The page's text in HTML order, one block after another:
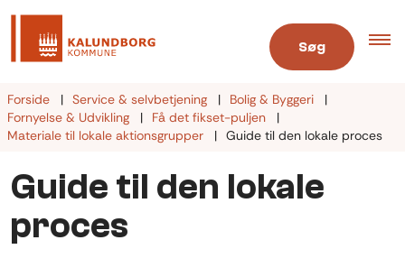
Søg
Forside Service & selvbetjening
Bolig & Byggeri
Fornyelse & Udvikling
Få det fikset-puljen
Materiale til lokale aktionsgrupper
Guide til den lokale proces
Guide til den lokale
proces